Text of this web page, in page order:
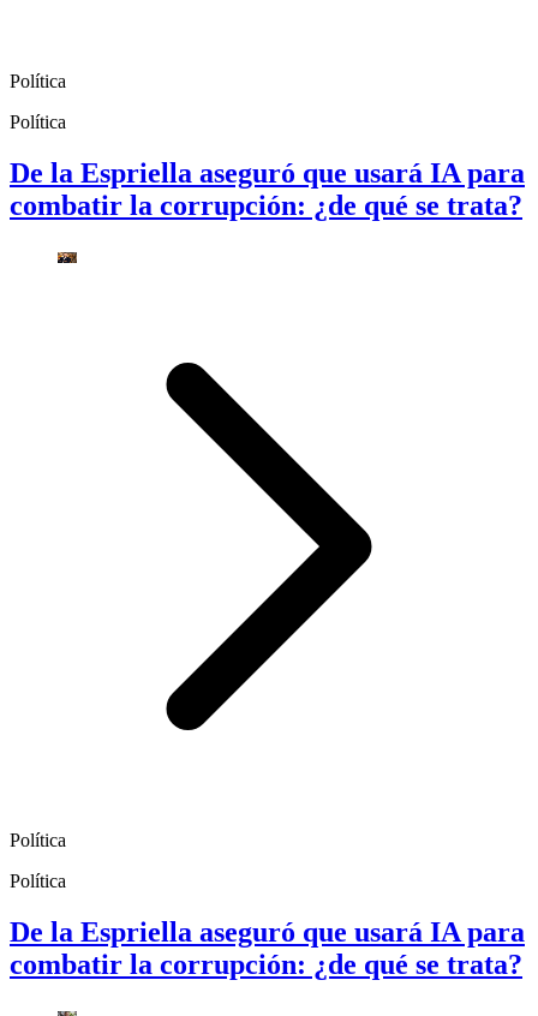
Política
Política
De la Espriella aseguró que usará IA para
combatir la corrupción: ¿de qué se trata?
Política
Política
De la Espriella aseguró que usará IA para
combatir la corrupción: ¿de qué se trata?